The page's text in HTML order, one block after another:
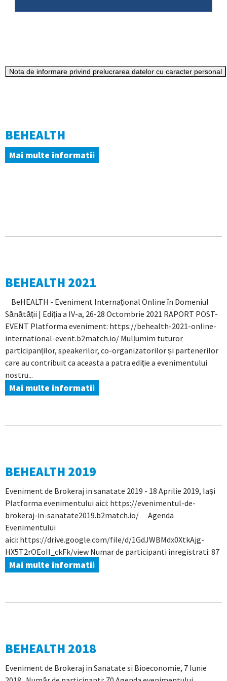
BEHEALTH
Mai multe informatii
BEHEALTH 2021
BeHEALTH - Eveniment Internațional Online în Domeniul
Sănătății | Ediția a IV-a, 26-28 Octombrie 2021 RAPORT POST-
EVENT Platforma eveniment: https://behealth-2021-online-
international-event.b2match.io/ Mulțumim tuturor
participanților, speakerilor, co-organizatorilor și partenerilor
care au contribuit ca aceasta a patra ediție a evenimentului
nostru...
Mai multe informatii
BEHEALTH 2019
Eveniment de Brokeraj in sanatate 2019 - 18 Aprilie 2019, Iași
Platforma evenimentului aici: https://evenimentul-de-
brokeraj-in-sanatate2019.b2match.io/ Agenda
Evenimentului
aici: https://drive.google.com/file/d/1GdJWBMdx0XtkAjg-
HX5T2rOEoII_ckFk/view Numar de participanti inregistrati: 87
Mai multe informatii
BEHEALTH 2018
Eveniment de Brokeraj in Sanatate si Bioeconomie, 7 Iunie